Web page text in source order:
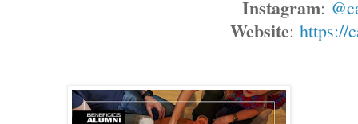
Instagram:
Website: https://